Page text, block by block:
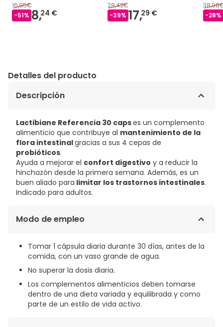
16,95€
-51% 8,24 €
28,43€
-39% 17,29 €
-28%
Detalles del producto
Descripción
Lactibiane Referencia 30 capses un complemento
alimenticio que contribuye al mantenimiento de la
flora intestinalgracias a sus 4 cepas de
probióticos.
Ayuda a mejorar el confort digestivo y a reducir la
hinchazón desde la primera semana. Además, es un
buen aliado para limitar los trastornos intestinales.
Indicado para adultos.
Modo de empleo
Tomar 1 cápsula diaria durante 30 días, antes de la
comida, con un vaso grande de agua.
No superar la dosis diaria.
Los complementos alimenticios deben tomarse
dentro de una dieta variada y equilibrada y como
parte de un estilo de vida activo.